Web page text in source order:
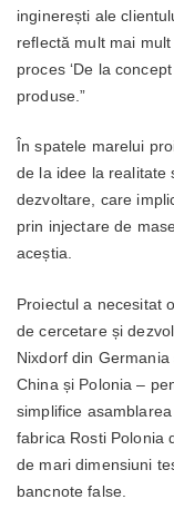
inginerești ale
reflectă mult mai
proces ‘De la
produse.”
În spatele marelui
de la idee la realitate
dezvoltare, care
prin injectare de
aceștia.
Proiectul a necesitat
de cercetare și
Nixdorf din
China și Polonia –
simplifice
fabrica Rosti Polonia
de mari dimensiuni
bancnote false.